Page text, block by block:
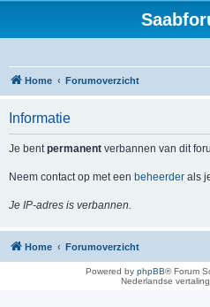
Home Forumoverzicht
Informatie
Je bentpermanent verbannen van dit
Neem contact op met een beheerder als
Je IP-adres is verbannen.
Home Forumoverzicht
Powered by phpBB® Forum
Nederlandse